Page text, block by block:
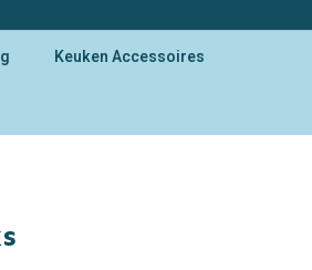
Keuken Accessoires